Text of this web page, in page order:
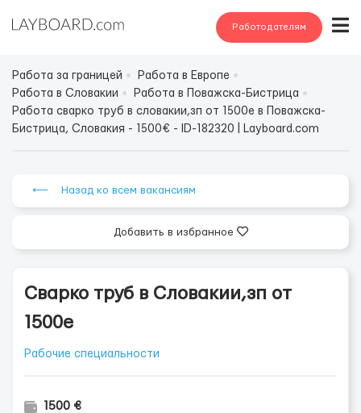
Работодателям
Работа за границей
Работа в Европе
Работа в Словакии
Работа в Поважска-Бистрица
Работа сварко труб в словакии,зп от 1500е в Поважска-
Бистрица, Словакия - 1500€ - ID-182320 | Layboard.com
⟵ Назад ко всем вакансиям
Добавить в избранное
Сварко труб в Словакии,зп от
1500е
Рабочие специальности
1500 €